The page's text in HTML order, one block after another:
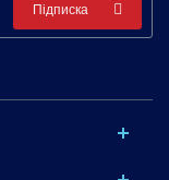
Підписка